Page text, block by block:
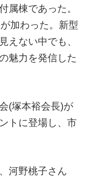
属棟であった。
加わった。新型
えない中でも、
魅力を発信した
(塚本裕会長)が
トに登場し、市
河野桃子さん